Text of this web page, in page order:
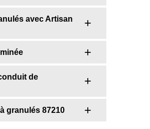
avec Artisan
de
granulés 87210